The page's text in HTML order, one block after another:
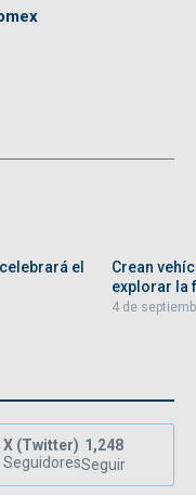
el
Crean
explorar la
4 de
X (Twitter) 1,248
SeguidoresSeguir